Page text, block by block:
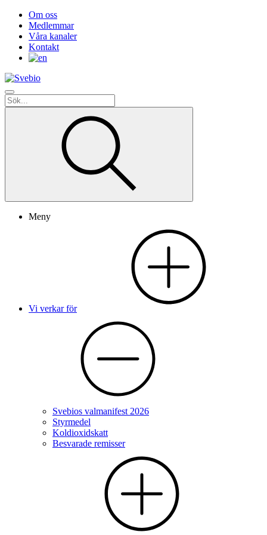
Om oss
Medlemmar
Våra kanaler
Kontakt
Meny
Vi verkar för
Svebios valmanifest 2026
Styrmedel
Koldioxidskatt
Besvarade remisser